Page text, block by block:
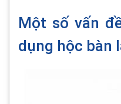
Một số vấn
dụng hộc bàn